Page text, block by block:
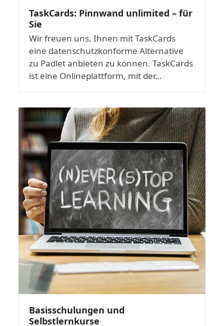
TaskCards: Pinnwand unlimited – für
Sie
Wir freuen uns, Ihnen mit TaskCards
eine datenschutzkonforme Alternative
zu Padlet anbieten zu können. TaskCards
ist eine Onlineplattform, mit der…
Basisschulungen und
Selbstlernkurse